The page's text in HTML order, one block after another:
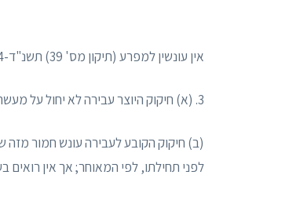
אין עונשין למפרע (תיקון מס' 39) תשנ"ד-1994
3. (א) חיקוק היוצר עבירה לא יחול על מעשה שנעשה לפני יום פרסומו כדין או יום תחילתו, לפי המאוחר.
(ב) חיקוק הקובע לעבירה עונש חמור
לפני תחילתו, לפי המאוחר; אך אין רואים